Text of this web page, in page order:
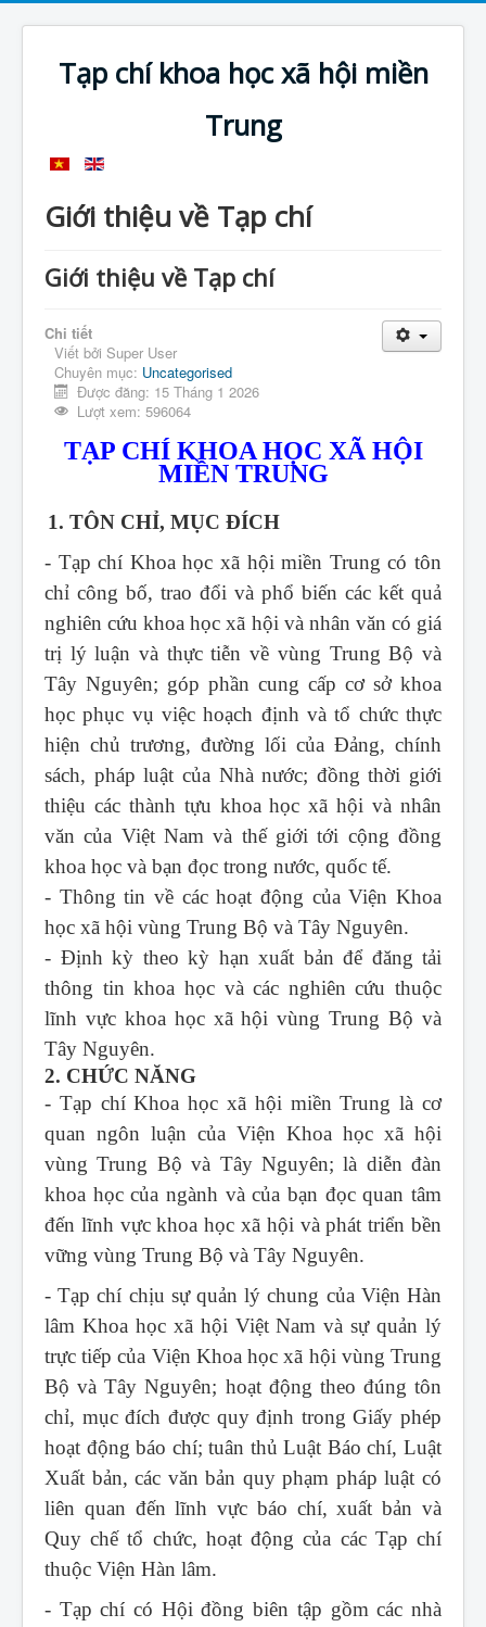
Tạp chí khoa học xã hội miền
Trung
Giới thiệu về Tạp chí
Giới thiệu về Tạp chí
Chi tiết
Viết bởi Super User
Chuyên mục: Uncategorised
Được đăng: 15 Tháng 1 2026
Lượt xem: 596064
TẠP CHÍ KHOA HỌC XÃ HỘI
MIỀN TRUNG
1. TÔN CHỈ, MỤC ĐÍCH
- Tạp chí Khoa học xã hội miền Trung có tôn
chỉ công bố, trao đổi và phổ biến các kết quả
nghiên cứu khoa học xã hội và nhân văn có giá
trị lý luận và thực tiễn về vùng Trung Bộ và
Tây Nguyên; góp phần cung cấp cơ sở khoa
học phục vụ việc hoạch định và tổ chức thực
hiện chủ trương, đường lối của Đảng, chính
sách, pháp luật của Nhà nước; đồng thời giới
thiệu các thành tựu khoa học xã hội và nhân
văn của Việt Nam và thế giới tới cộng đồng
khoa học và bạn đọc trong nước, quốc tế.
- Thông tin về các hoạt động của Viện Khoa
học xã hội vùng Trung Bộ và Tây Nguyên.
- Định kỳ theo kỳ hạn xuất bản để đăng tải
thông tin khoa học và các nghiên cứu thuộc
lĩnh vực khoa học xã hội vùng Trung Bộ và
Tây Nguyên.
2. CHỨC NĂNG
- Tạp chí Khoa học xã hội miền Trung là cơ
quan ngôn luận của Viện Khoa học xã hội
vùng Trung Bộ và Tây Nguyên; là diễn đàn
khoa học của ngành và của bạn đọc quan tâm
đến lĩnh vực khoa học xã hội và phát triển bền
vững vùng Trung Bộ và Tây Nguyên.
- Tạp chí chịu sự quản lý chung của Viện Hàn
lâm Khoa học xã hội Việt Nam và sự quản lý
trực tiếp của Viện Khoa học xã hội vùng Trung
Bộ và Tây Nguyên; hoạt động theo đúng tôn
chỉ, mục đích được quy định trong Giấy phép
hoạt động báo chí; tuân thủ Luật Báo chí, Luật
Xuất bản, các văn bản quy phạm pháp luật có
liên quan đến lĩnh vực báo chí, xuất bản và
Quy chế tổ chức, hoạt động của các Tạp chí
thuộc Viện Hàn lâm.
- Tạp chí có Hội đồng biên tập gồm các nhà